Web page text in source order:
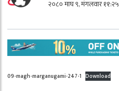
२०८० माघ ९, मंगलवार ११:२५
09-magh-marganugami-247-1 Download